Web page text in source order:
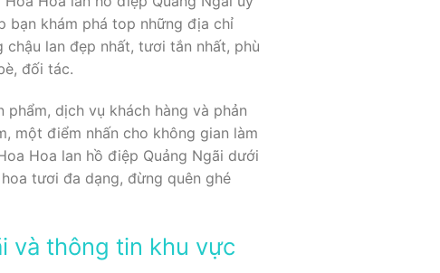
bạn khám phá top những địa chỉ
lan đẹp nhất, tươi tắn nhất, phù
đối tác.
dịch vụ khách hàng và phản
một điểm nhấn cho không gian làm
Hoa lan hồ điệp Quảng Ngãi dưới
tươi đa dạng, đừng quên ghé
và thông tin khu vực